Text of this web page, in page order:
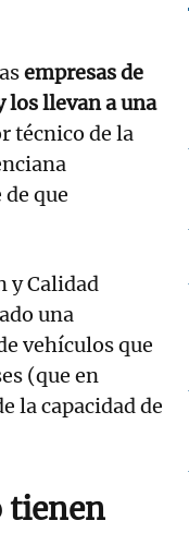
empresas de
los llevan a una
técnico de la
que
y Calidad
una
vehículos que
(que en
la capacidad de
tienen